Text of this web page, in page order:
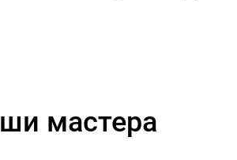
мастера